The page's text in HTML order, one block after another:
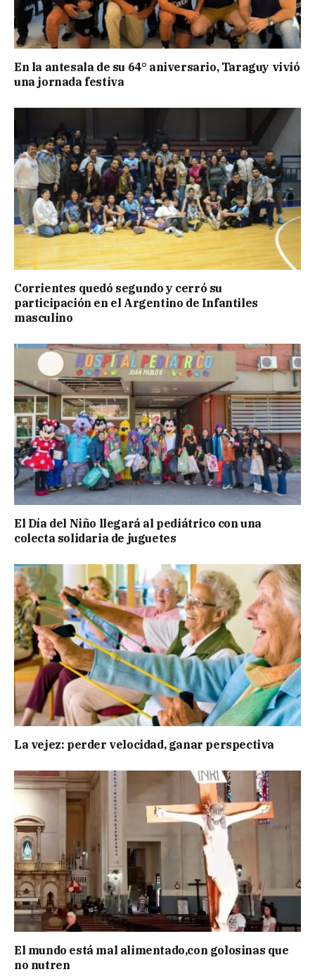
En la antesala de su 64° aniversario, Taraguy vivió
una jornada festiva
Corrientes quedó segundo y cerró su
participación en el Argentino de Infantiles
masculino
El Día del Niño llegará al pediátrico con una
colecta solidaria de juguetes
La vejez: perder velocidad, ganar perspectiva
El mundo está mal alimentado,con golosinas que
no nutren